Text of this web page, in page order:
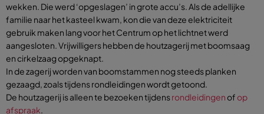
wekken. Die werd ‘opgeslagen’ in grote accu’s. Als de adellijke
familie naar het kasteel kwam, kon die van deze elektriciteit
gebruik maken lang voor het Centrum op het lichtnet werd
aangesloten. Vrijwilligers hebben de houtzagerij met boomsaag
en cirkelzaag opgeknapt.
In de zagerij worden van boomstammen nog steeds planken
gezaagd, zoals tijdens rondleidingen wordt getoond.
De houtzagerij is alleen te bezoeken tijdensrondleidingenof op
afspraak.